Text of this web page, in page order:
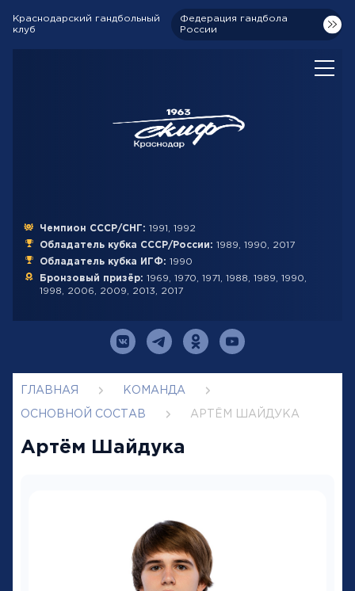
Краснодарский гандбольный
клуб
Федерация гандбола
России
Чемпион СССР/СНГ: 1991, 1992
Обладатель кубка СССР/России: 1989, 1990, 2017
Обладатель кубка ИГФ: 1990
Бронзовый призёр: 1969, 1970, 1971, 1988, 1989, 1990,
1998, 2006, 2009, 2013, 2017
ГЛАВНАЯ КОМАНДА
ОСНОВНОЙ СОСТАВ АРТЁМ ШАЙДУКА
Артём Шайдука